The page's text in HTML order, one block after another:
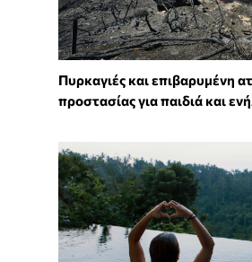
Πυρκαγιές και επιβαρυμένη
προστασίας για παιδιά και